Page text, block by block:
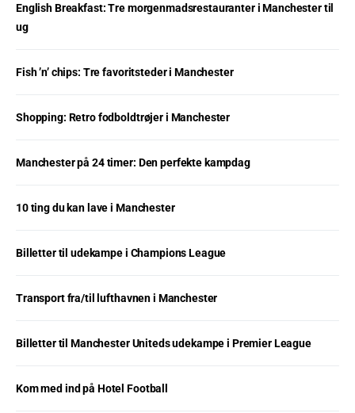
English Breakfast: Tre morgenmadsrestauranter i Manchester til
ug
Fish ’n’ chips: Tre favoritsteder i Manchester
Shopping: Retro fodboldtrøjer i Manchester
Manchester på 24 timer: Den perfekte kampdag
10 ting du kan lave i Manchester
Billetter til udekampe i Champions League
Transport fra/til lufthavnen i Manchester
Billetter til Manchester Uniteds udekampe i Premier League
Kom med ind på Hotel Football